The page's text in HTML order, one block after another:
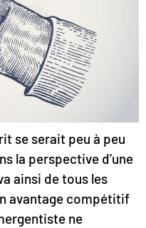
se serait peu à peu
la perspective d’une
ainsi de tous les
avantage compétitif
ne